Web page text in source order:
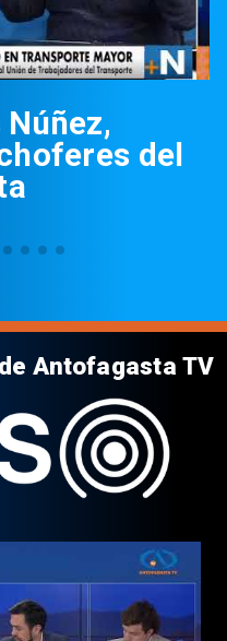
del
Antofagasta TV